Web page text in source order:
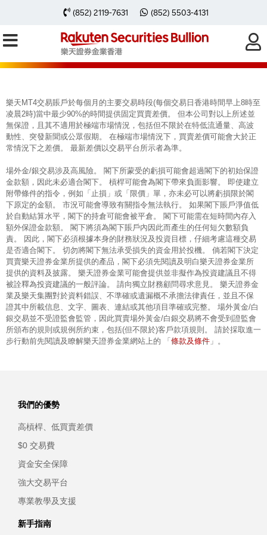
(852) 2119-7631 (852) 5503-4131
每周黃金分析 20240624
樂天MT4交易賬戶於每個月的主要交易時段(每個交易日香港時間早上8時至
凌晨2時)當中最少90%的時間提供固定買賣差價。 但本公司對以上所述並
無保證，且其不適用於極端市場情況，包括但不限於在特低流通量、高波
動性、突發新聞或公眾假期。 在極端市場情況下，買賣差價可能會大於正
常情況下之差價。 最新差價以交易平台所示者為準。
場外金/銀交易涉及高風險。 閣下所蒙受的虧損可能會超過閣下的初始保證
金款額，因此未必適合閣下。 槓桿可能會為閣下帶來負面影響。 即使建立
附帶條件的指令，例如「止損」或「限價」單，亦未必可以將虧損限於閣
下原定的金額。 市況可能會導致有關指令無法執行。 如果閣下賬戶淨值低
於自動結算水平，閣下的持倉可能會被平倉。 閣下可能需在短時間內存入
額外保證金款額。 閣下將須為閣下賬戶內因此而產生的任何短欠數額負
責。 因此，閣下必須根據本身的財務狀況及投資目標，仔細考慮這種交易
是否適合閣下。 切勿將閣下無法承受損失的資金用於投機。 倘若閣下決定
買賣樂天證券金業所提供的產品，閣下必須先閱讀及明白樂天證券金業所
提供的資料及披露。 樂天證券金業可能會提供並非擬作為投資建議且不得
被詮釋為投資建議的一般評論。 請向獨立財務顧問尋求意見。 樂天證券金
業及樂天集團對於資料錯誤、不準確或遺漏概不承擔法律責任，並且不保
證其中所載信息、文字、圖表、連結或其他項目準確或完整。 場外黃金/白
銀交易並不受證監會監管，因此買賣場外黃金/白銀交易將不會受到證監會
所頒布的規則或規例所約束，包括(但不限於)客戶款項規則。 請於採取進一
步行動前先閱讀及瞭解樂天證券金業網站上的 「 條款及條件 」。
我們的優勢
高槓桿、低買賣差價
$0 交易費
資金安全保障
強大交易平台
專業教學及支援
新手指南